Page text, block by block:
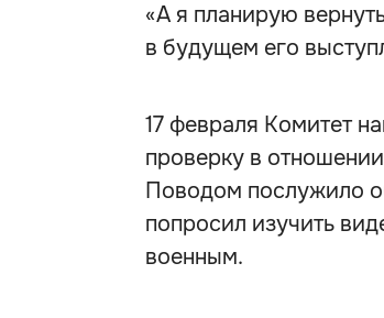
«А я планирую
в будущем его
17 февраля Комитет
проверку в
Поводом послужило
попросил изучить
военным.